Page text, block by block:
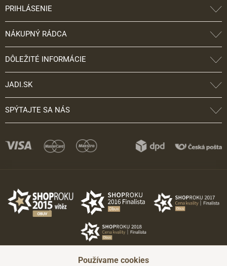
PRIHLÁSENIE
NÁKUPNÝ RÁDCA
DÔLEŽITÉ INFORMÁCIE
JADI.SK
SPÝTAJTE SA NÁS
Používame cookies